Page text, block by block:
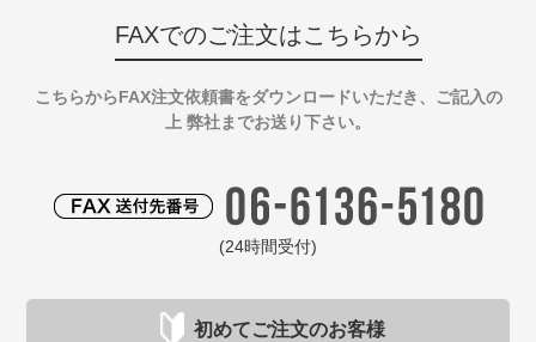
FAXでのご注文はこちらから
こちらからFAX注文依頼書をダウンロードいただき、ご記入の
上 弊社までお送り下さい。
(24時間受付)
初めてご注文のお客様